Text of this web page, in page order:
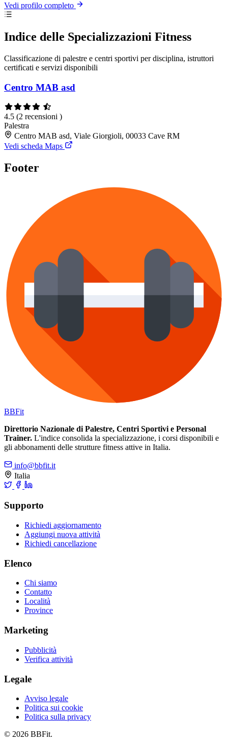
Vedi profilo completo
Indice delle Specializzazioni Fitness
Classificazione di palestre e centri sportivi per disciplina, istruttori
certificati e servizi disponibili
Centro MAB asd
4.5 (2 recensioni )
Palestra
Centro MAB asd, Viale Giorgioli, 00033 Cave RM
Vedi scheda Maps
Footer
BBFit
Direttorio Nazionale di Palestre, Centri Sportivi e Personal
Trainer. L'indice consolida la specializzazione, i corsi disponibili e
gli abbonamenti delle strutture fitness attive in Italia.
info@bbfit.it
Italia
Supporto
Richiedi aggiornamento
Aggiungi nuova attività
Richiedi cancellazione
Elenco
Chi siamo
Contatto
Località
Province
Marketing
Pubblicità
Verifica attività
Legale
Avviso legale
Politica sui cookie
Politica sulla privacy
© 2026 BBFit.